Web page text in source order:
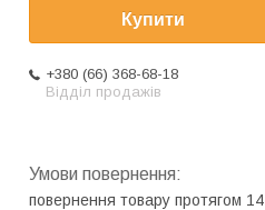
Купити
+380 (66) 368-68-18
Відділ продажів
повернення товару протягом 14